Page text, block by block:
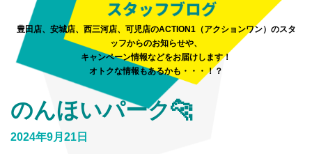
豊田店、安城店、西三河店、可児店のACTION1（アクションワン）のスタ
ッフからのお知らせや、
キャンペーン情報などをお届けします！
オトクな情報もあるかも・・・！？
のんほいパーク🐆
2024年9月21日